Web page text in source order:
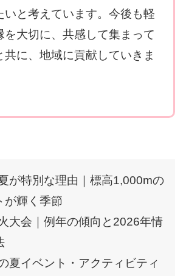
いと考えています。今後も軽
を大切に、共感して集まって
共に、地域に貢献していきま
が特別な理由｜標高1,000mの
が輝く季節
大会｜例年の傾向と2026年情
夏イベント・アクティビティ